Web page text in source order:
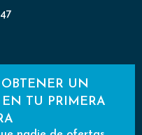
OBTENER UN
TU PRIMERA